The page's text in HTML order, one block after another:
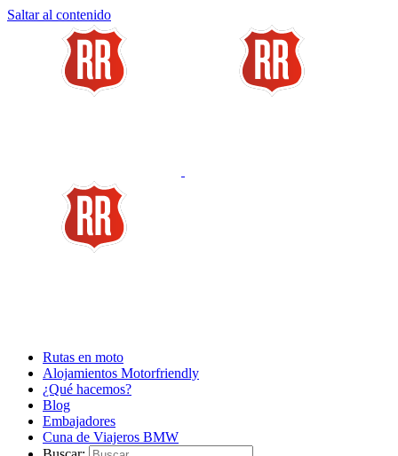
Saltar al contenido
Rutas en moto
Alojamientos Motorfriendly
¿Qué hacemos?
Blog
Embajadores
Cuna de Viajeros BMW